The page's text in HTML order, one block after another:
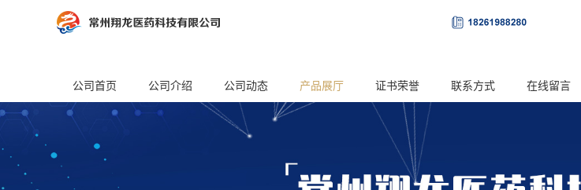
公司首页 公司介绍 公司动态 产品展厅 证书荣誉 联系方式 在线留言